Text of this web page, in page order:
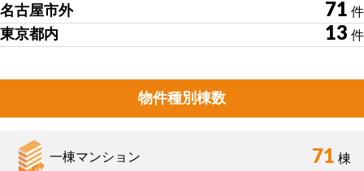
名古屋市外 71 件
東京都内 13 件
物件種別棟数
一棟マンション 71 棟